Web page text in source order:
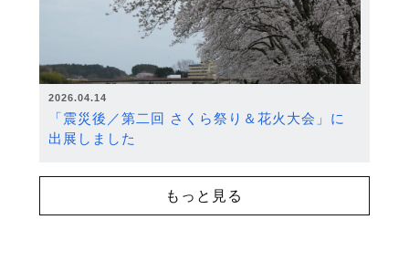
2026.04.14
「震災後／第二回 さくら祭り＆花火大会」に
出展しました
もっと見る